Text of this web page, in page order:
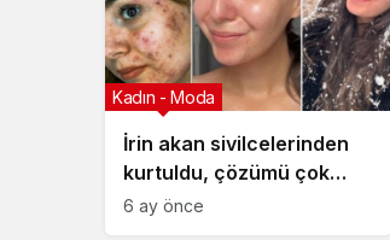
İrin akan sivilcelerinden
kurtuldu, çözümü çok
basit! ‘İçeriği bu asitle
Kadın - Moda
6 ay önce